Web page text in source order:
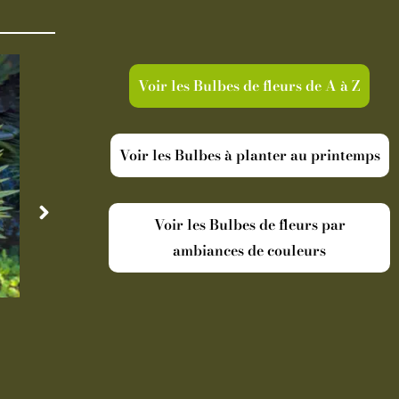
Voir les Bulbes de fleurs de A à Z
Voir les Bulbes à planter au printemps
Voir les Bulbes de fleurs par
ambiances de couleurs